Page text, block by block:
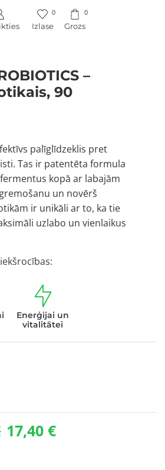
Izlase
0
Grozs
0
–
90
palīglīdzeklis pret
Tas ir patentēta formula
kopā ar labajām
un novērš
ir unikāli ar to, ka tie
uzlabo un vienlaikus
Enerģijai un
vitalitātei
17,40 €